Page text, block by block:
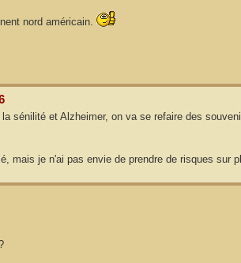
nord américain.
sénilité et Alzheimer, on va se refaire des
mais je n'ai pas envie de prendre de risques sur